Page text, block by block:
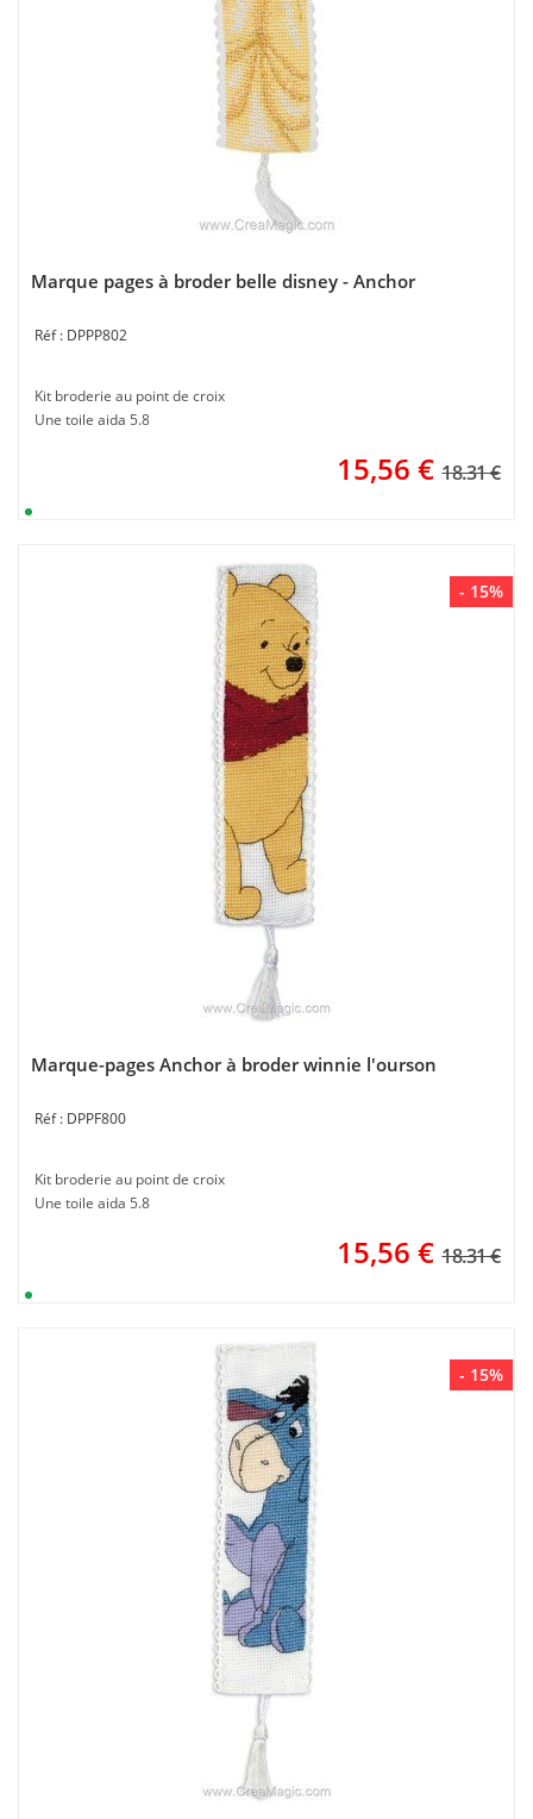
Marque pages à broder belle disney - Anchor
DPPP802
Kit broderie au point de croix
Une toile aida 5.8
15,56 € 18.31 €
- 15%
Marque-pages Anchor à broder winnie l'ourson
DPPF800
Kit broderie au point de croix
Une toile aida 5.8
15,56 € 18.31 €
- 15%